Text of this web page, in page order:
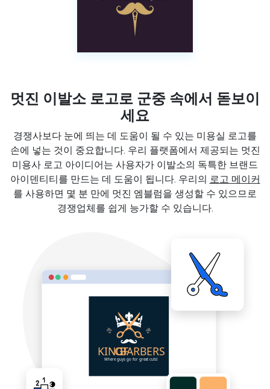
멋진 이발소 로고로 군중 속에서 돋보이
세요
경쟁사보다 눈에 띄는 데 도움이 될 수 있는 미용실 로고를
손에 넣는 것이 중요합니다. 우리 플랫폼에서 제공되는 멋진
미용사 로고 아이디어는 사용자가 이발소의 독특한 브랜드
아이덴티티를 만드는 데 도움이 됩니다. 우리의 로고 메이커
를 사용하면 몇 분 만에 멋진 엠블럼을 생성할 수 있으므로
경쟁업체를 쉽게 능가할 수 있습니다.